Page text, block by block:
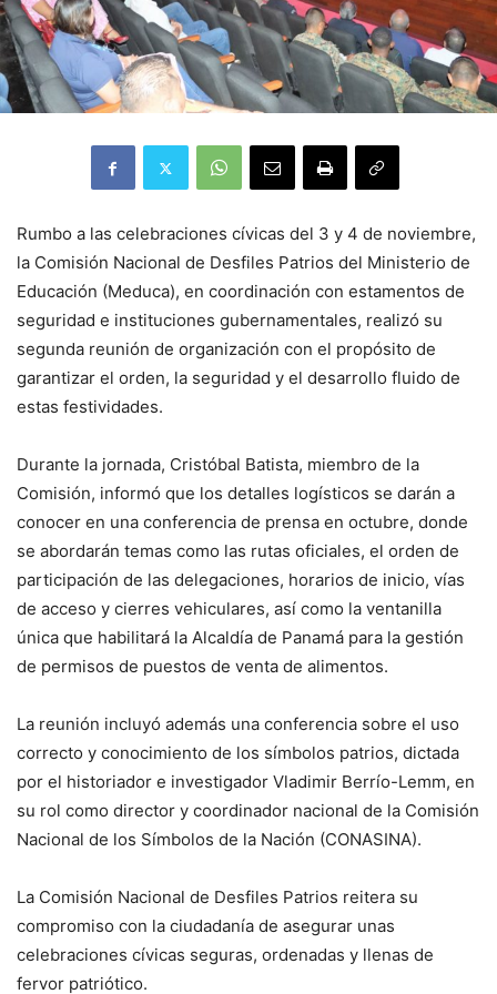
Rumbo a las celebraciones cívicas del 3 y 4 de noviembre,
la Comisión Nacional de Desfiles Patrios del Ministerio de
Educación (Meduca), en coordinación con estamentos de
seguridad e instituciones gubernamentales, realizó su
segunda reunión de organización con el propósito de
garantizar el orden, la seguridad y el desarrollo fluido de
estas festividades.
Durante la jornada, Cristóbal Batista, miembro de la
Comisión, informó que los detalles logísticos se darán a
conocer en una conferencia de prensa en octubre, donde
se abordarán temas como las rutas oficiales, el orden de
participación de las delegaciones, horarios de inicio, vías
de acceso y cierres vehiculares, así como la ventanilla
única que habilitará la Alcaldía de Panamá para la gestión
de permisos de puestos de venta de alimentos.
La reunión incluyó además una conferencia sobre el uso
correcto y conocimiento de los símbolos patrios, dictada
por el historiador e investigador Vladimir Berrío-Lemm, en
su rol como director y coordinador nacional de la Comisión
Nacional de los Símbolos de la Nación (CONASINA).
La Comisión Nacional de Desfiles Patrios reitera su
compromiso con la ciudadanía de asegurar unas
celebraciones cívicas seguras, ordenadas y llenas de
fervor patriótico.